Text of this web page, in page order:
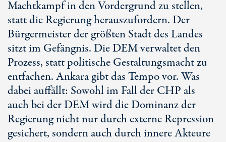
Machtkampf in den Vordergrund zu stellen,
statt die Regierung herauszufordern. Der
Bürgermeister der größten Stadt des Landes
sitzt im Gefängnis. Die DEM verwaltet den
Prozess, statt politische Gestaltungsmacht zu
entfachen. Ankara gibt das Tempo vor. Was
dabei auffällt: Sowohl im Fall der CHP als
auch bei der DEM wird die Dominanz der
Regierung nicht nur durch externe Repression
gesichert, sondern auch durch innere Akteure